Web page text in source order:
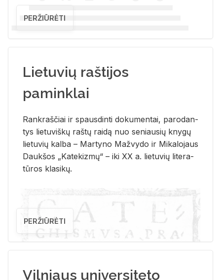
PERŽIŪRĖTI
Lietuvių raštijos
paminklai
Rank­raš­čiai ir spaus­din­ti do­ku­men­tai, pa­ro­dan­
tys lie­tu­viš­kų raš­tų rai­dą nuo se­niau­sių kny­gų
lie­tu­vių kal­ba – Mar­ty­no Ma­žvy­do ir Mi­ka­lo­jaus
Dauk­šos „Ka­te­kiz­mų“ – iki XX a. lie­tu­vių li­te­ra­
tū­ros kla­si­kų.
PERŽIŪRĖTI
Vilniaus universiteto